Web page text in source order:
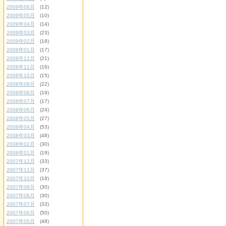
2009年06月
(12)
2009年05月
(10)
2009年04月
(14)
2009年03月
(23)
2009年02月
(18)
2009年01月
(17)
2008年12月
(21)
2008年11月
(16)
2008年10月
(15)
2008年09月
(22)
2008年08月
(19)
2008年07月
(17)
2008年06月
(24)
2008年05月
(27)
2008年04月
(53)
2008年03月
(48)
2008年02月
(30)
2008年01月
(19)
2007年12月
(33)
2007年11月
(37)
2007年10月
(18)
2007年09月
(30)
2007年08月
(30)
2007年07月
(33)
2007年06月
(50)
2007年05月
(48)